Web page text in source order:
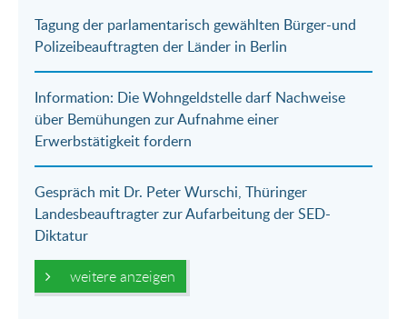
Mail
Tagung der parlamentarisch gewählten Bürger-und
Polizeibeauftragten der Länder in Berlin
Information: Die Wohngeldstelle darf Nachweise
über Bemühungen zur Aufnahme einer
Erwerbstätigkeit fordern
Gespräch mit Dr. Peter Wurschi, Thüringer
Landesbeauftragter zur Aufarbeitung der SED-
Diktatur
weitere anzeigen